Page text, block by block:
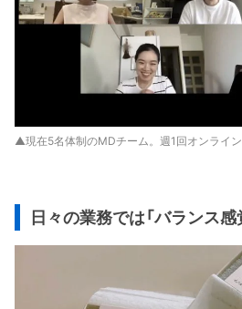
▲現在5名体制のMDチーム。週1回オンライン
日々の業務では「バランス感